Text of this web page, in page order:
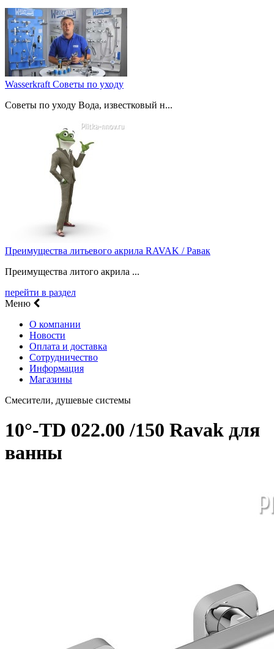
Wasserkraft Советы по уходу
Советы по уходу Вода, известковый н...
Преимущества литьевого акрила RAVAK / Равак
Преимущества литого акрила ...
перейти в раздел
Меню
О компании
Новости
Оплата и доставка
Сотрудничество
Информация
Магазины
Смесители, душевые системы
10°-TD 022.00 /150 Ravak для
ванны